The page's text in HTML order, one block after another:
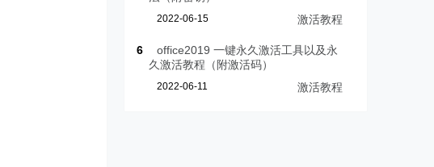
2022-06-15 激活教程
6
office2019 一键永久激活工具以及永
久激活教程（附激活码）
2022-06-11 激活教程